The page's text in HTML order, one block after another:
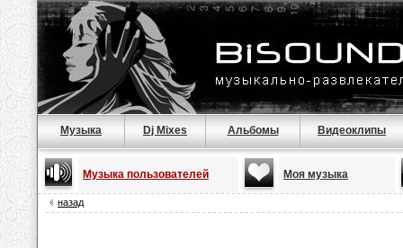
Музыка Dj Mixes Альбомы Видеоклипы
Музыка пользователей Моя музыка
назад